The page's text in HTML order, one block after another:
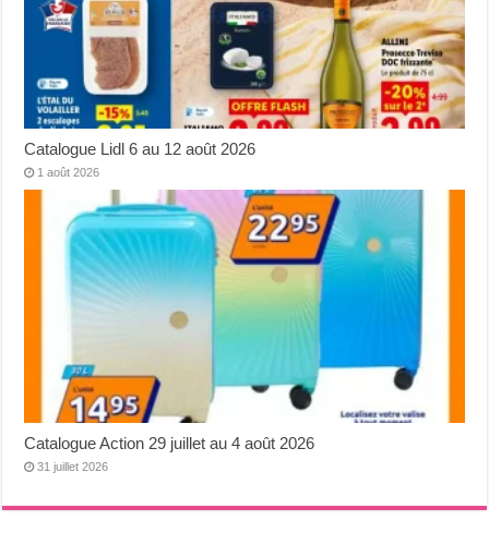
Catalogue Lidl 6 au 12 août 2026
1 août 2026
Catalogue Action 29 juillet au 4 août 2026
31 juillet 2026